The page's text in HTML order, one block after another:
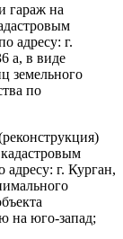
гараж на
адресу: г.
а, в виде
земельного
по
г. Курган,
на юго-запад;